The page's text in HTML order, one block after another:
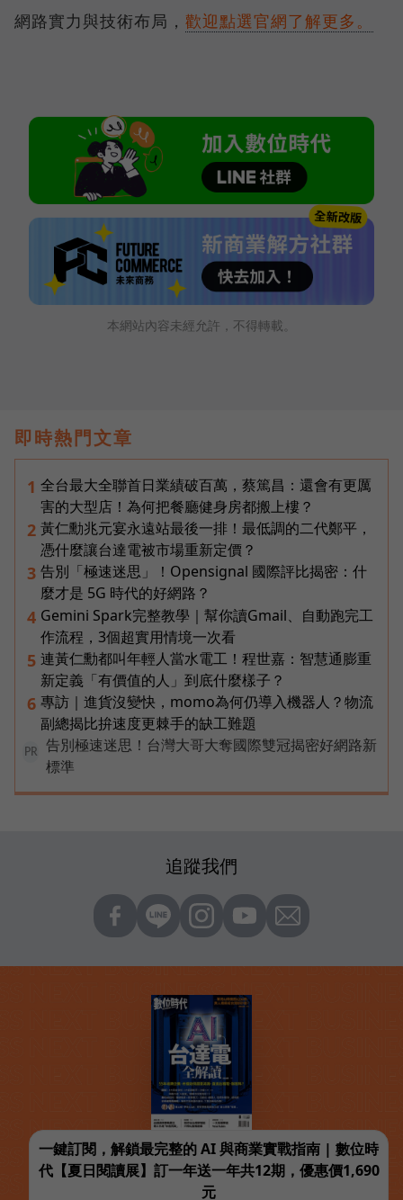
網路實力與技術布局， 歡迎點選官網了解更多。
本網站內容未經允許，不得轉載。
即時熱門文章
1 全台最大全聯首日業績破百萬，蔡篤昌：還會有更厲
害的大型店！為何把餐廳健身房都搬上樓？
2 黃仁勳兆元宴永遠站最後一排！最低調的二代鄭平，
憑什麼讓台達電被市場重新定價？
3 告別「極速迷思」！Opensignal 國際評比揭密：什
麼才是 5G 時代的好網路？
4 Gemini Spark完整教學｜幫你讀Gmail、自動跑完工
作流程，3個超實用情境一次看
5 連黃仁勳都叫年輕人當水電工！程世嘉：智慧通膨重
新定義「有價值的人」到底什麼樣子？
6 專訪｜進貨沒變快，momo為何仍導入機器人？物流
副總揭比拚速度更棘手的缺工難題
PR
告別極速迷思！台灣大哥大奪國際雙冠揭密好網路新
標準
追蹤我們
一鍵訂閱，解鎖最完整的 AI 與商業實戰指南 | 數位時
代【夏日閱讀展】訂一年送一年共12期，優惠價1,690
元